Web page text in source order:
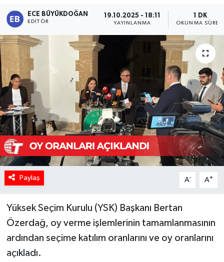
ECE BÜYÜKDOĞAN
EDITÖR
19.10.2025 - 18:11
YAYINLANMA
1 DK
OKUNMA
Paylaş A- A+
Yüksek Seçim Kurulu (YSK) Başkanı Bertan
Özerdağ, oy verme işlemlerinin tamamlanmasının
ardından seçime katılım oranlarını ve oy oranlarını
açıkladı.